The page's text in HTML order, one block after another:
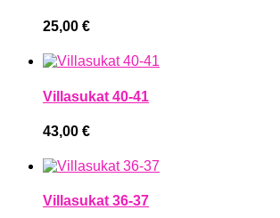
25,00 €
Villasukat 40-41
43,00 €
Villasukat 36-37